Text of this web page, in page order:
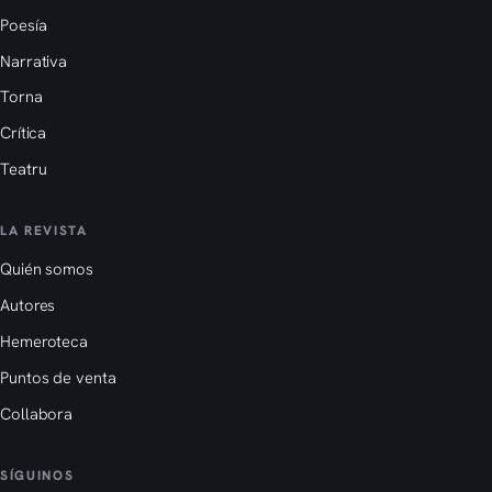
Poesía
Narrativa
Torna
Crítica
Teatru
LA REVISTA
Quién somos
Autores
Hemeroteca
Puntos de venta
Collabora
SÍGUINOS